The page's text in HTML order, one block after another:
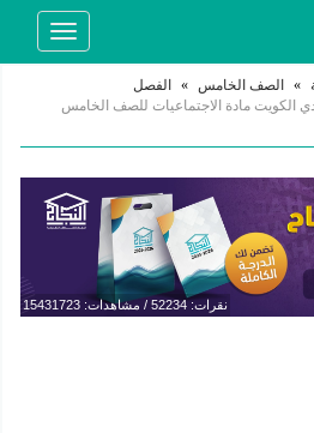
Toggle
» الصف الخامس »
الفصل
الكويت مادة الاجتماعيات للصف الخامس
نقرات: 52234 / مشاهدات: 15431723